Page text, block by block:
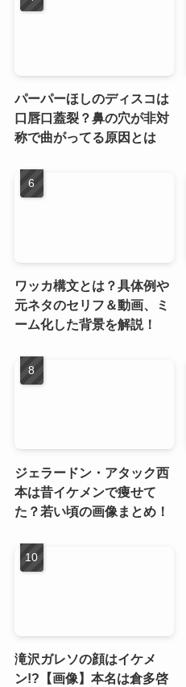
パーパーほしのディスコは
口唇口蓋裂？鼻の穴が非対
称で曲がってる原因とは
ワッカ構文とは？具体例や
元ネタのセリフ＆動画、ミ
ーム化した背景を解説！
ジェラードン・アタック西
本は昔イケメンで痩せて
た？若い頃の画像まとめ！
滝沢ガレソの顔はイケメ
ン!?【画像】本名は倉多啓